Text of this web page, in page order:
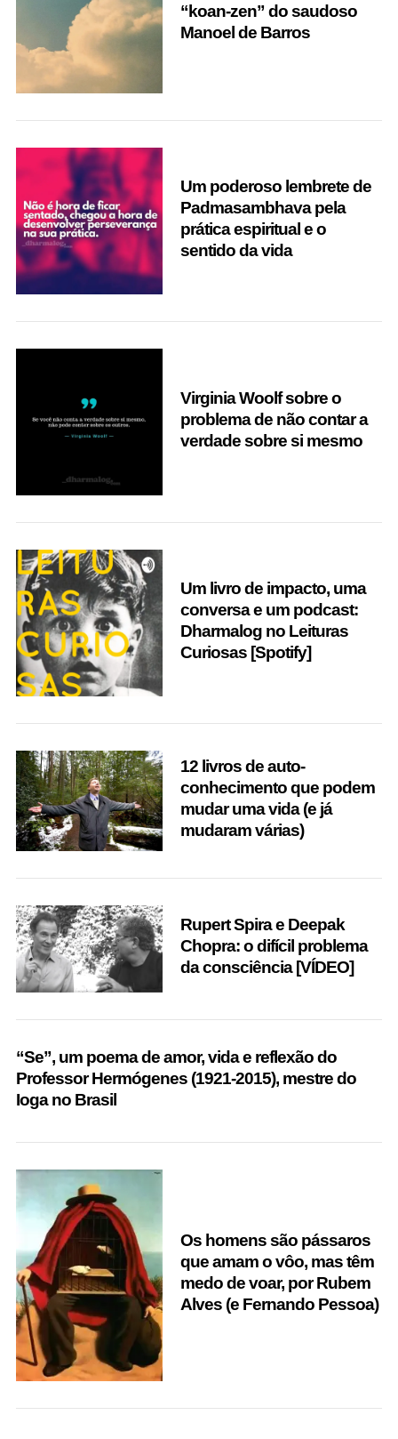
“koan-zen” do saudoso
Manoel de Barros
Um poderoso lembrete de
Padmasambhava pela
prática espiritual e o
sentido da vida
Virginia Woolf sobre o
problema de não contar a
verdade sobre si mesmo
Um livro de impacto, uma
conversa e um podcast:
Dharmalog no Leituras
Curiosas [Spotify]
12 livros de auto-
conhecimento que podem
mudar uma vida (e já
mudaram várias)
Rupert Spira e Deepak
Chopra: o difícil problema
da consciência [VÍDEO]
“Se”, um poema de amor, vida e reflexão do
Professor Hermógenes (1921-2015), mestre do
Ioga no Brasil
Os homens são pássaros
que amam o vôo, mas têm
medo de voar, por Rubem
Alves (e Fernando Pessoa)
e
r
c
h
f
o
r
: